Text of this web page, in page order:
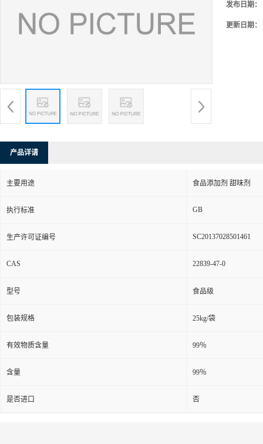
发布日期：
更新日期：
产品详请
主要用途 食品添加剂 甜味剂
执行标准 GB
生产许可证编号 SC20137028501461
CAS 22839-47-0
型号 食品级
包装规格 25kg/袋
有效物质含量 99％
含量 99％
是否进口 否